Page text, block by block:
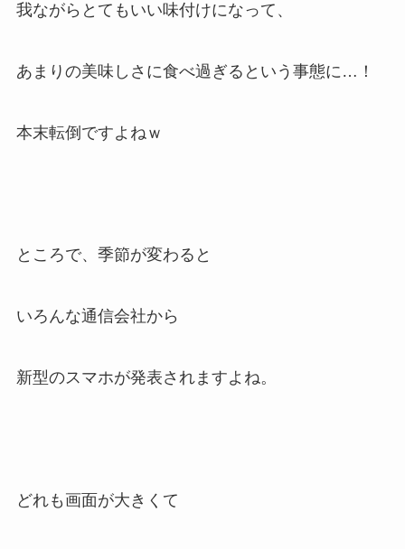
我ながらとてもいい味付けになって、
あまりの美味しさに食べ過ぎるという事態に…！
本末転倒ですよねｗ
ところで、季節が変わると
いろんな通信会社から
新型のスマホが発表されますよね。
どれも画面が大きくて